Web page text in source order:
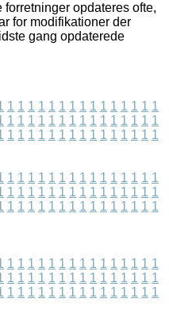
opdateres ofte,
for modifikationer der
gang opdaterede
1 1 1 1 1 1 1 1 1 1 1 1 1 1 1
1 1 1 1 1 1 1 1 1 1 1 1 1 1 1
1 1 1 1 1 1 1 1 1 1 1 1 1 1 1
1 1 1 1 1 1 1 1 1 1 1 1 1 1 1
1 1 1 1 1 1 1 1 1 1 1 1 1 1 1
1 1 1 1 1 1 1 1 1 1 1 1 1 1 1
1 1 1 1 1 1 1 1 1 1 1 1 1 1 1
1 1 1 1 1 1 1 1 1 1 1 1 1 1 1
1 1 1 1 1 1 1 1 1 1 1 1 1 1 1